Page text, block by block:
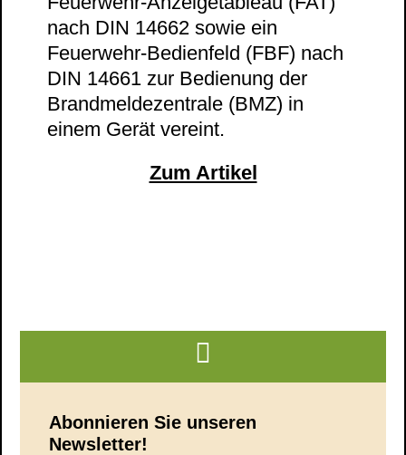
nach DIN 14662 sowie ein
Feuerwehr-Bedienfeld (FBF) nach
DIN 14661 zur Bedienung der
Brandmeldezentrale (BMZ) in
einem Gerät vereint.
Zum Artikel
Abonnieren Sie unseren
Newsletter!